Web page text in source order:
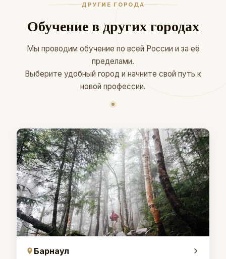
ДРУГИЕ ГОРОДА
Обучение в других городах
Мы проводим обучение по всей России и за её
пределами.
Выберите удобный город и начните свой путь к
новой профессии.
Барнаул